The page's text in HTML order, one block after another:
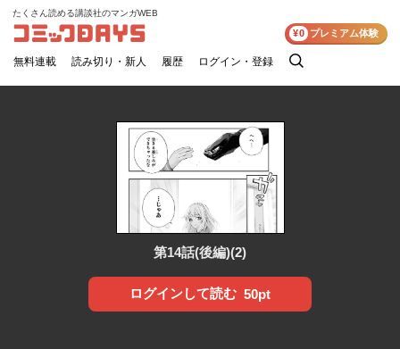
コミックDAYS
たくさん読める講談社のマンガWEB
無料連載 読み切り・新人 履歴 ログイン・登録
検
¥0 プレミアム体験
第14話(後編)(2)
ログインして読む 50pt